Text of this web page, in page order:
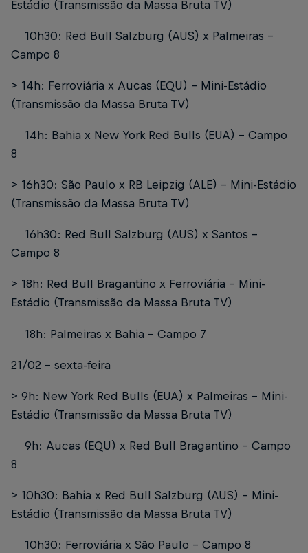
Estádio (Transmissão da Massa Bruta TV)
10h30: Red Bull Salzburg (AUS) x Palmeiras -
Campo 8
> 14h: Ferroviária x Aucas (EQU) - Mini-Estádio
(Transmissão da Massa Bruta TV)
14h: Bahia x New York Red Bulls (EUA) - Campo
8
> 16h30: São Paulo x RB Leipzig (ALE) - Mini-Estádio
(Transmissão da Massa Bruta TV)
16h30: Red Bull Salzburg (AUS) x Santos -
Campo 8
> 18h: Red Bull Bragantino x Ferroviária - Mini-
Estádio (Transmissão da Massa Bruta TV)
18h: Palmeiras x Bahia - Campo 7
21/02 - sexta-feira
> 9h: New York Red Bulls (EUA) x Palmeiras - Mini-
Estádio (Transmissão da Massa Bruta TV)
9h: Aucas (EQU) x Red Bull Bragantino - Campo
8
> 10h30: Bahia x Red Bull Salzburg (AUS) - Mini-
Estádio (Transmissão da Massa Bruta TV)
10h30: Ferroviária x São Paulo - Campo 8